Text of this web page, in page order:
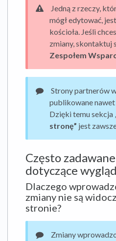
Jedną z rzeczy,
mógł edytować,
kościoła. Jeśli
zmiany, skontaktuj
Zespołem
Strony partnerów
publikowane
Dzięki temu sekcja
stronę” jest
Często
dotyczące
Dlaczego
zmiany nie są
stronie?
Zmiany